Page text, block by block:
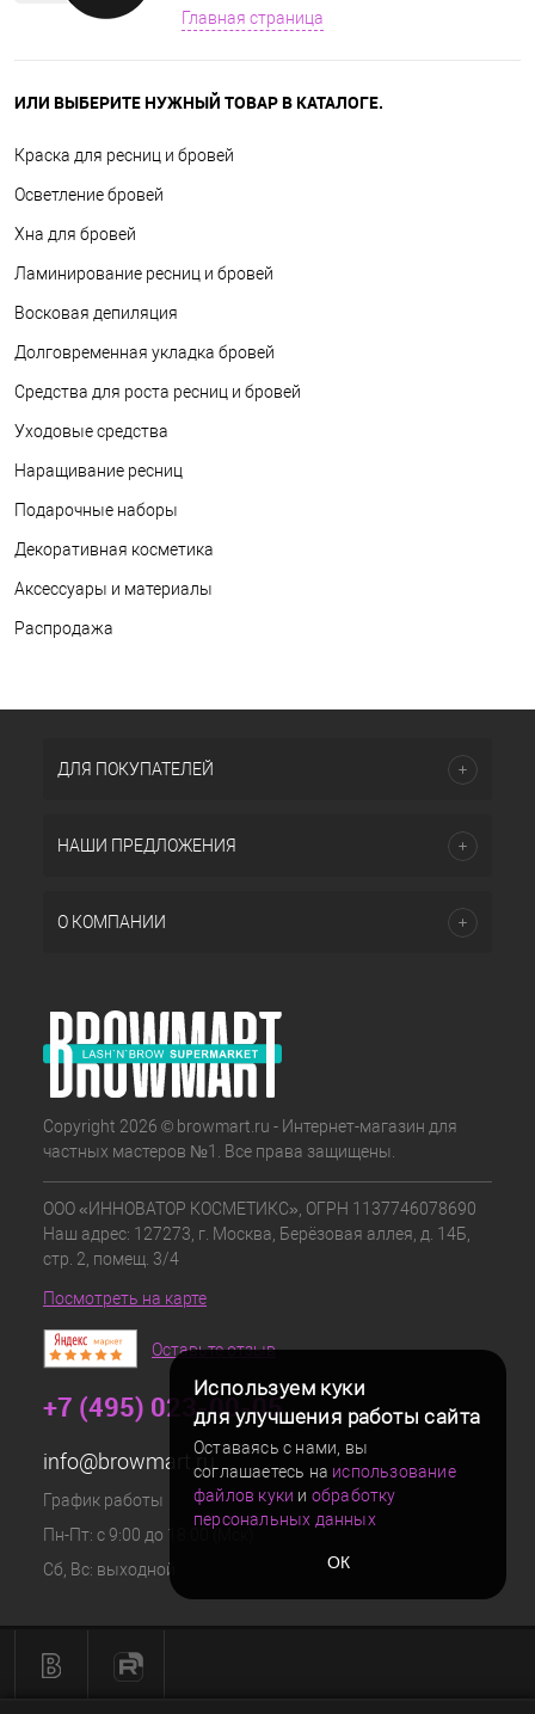
Главная страница
ИЛИ ВЫБЕРИТЕ НУЖНЫЙ ТОВАР В КАТАЛОГЕ.
Краска для ресниц и бровей
Осветление бровей
Хна для бровей
Ламинирование ресниц и бровей
Восковая депиляция
Долговременная укладка бровей
Средства для роста ресниц и бровей
Уходовые средства
Наращивание ресниц
Подарочные наборы
Декоративная косметика
Аксессуары и материалы
Распродажа
Используем куки
для улучшения работы сайта
Оставаясь с нами, вы
соглашаетесь на использование
файлов куки и обработку
персональных данных
ОК
ДЛЯ ПОКУПАТЕЛЕЙ
НАШИ ПРЕДЛОЖЕНИЯ
О КОМПАНИИ
Copyright 2026 © browmart.ru - Интернет-магазин для
частных мастеров №1. Все права защищены.
ООО «ИННОВАТОР КОСМЕТИКС», ОГРН 1137746078690
Наш адрес: 127273, г. Москва, Берёзовая аллея, д. 14Б,
стр. 2, помещ. 3/4
Посмотреть на карте
Оставьте отзыв
+7 (495) 023-00-05
info@browmart.ru
График работы
Пн-Пт: с 9:00 до 18:00 (Мск)
Сб, Вс: выходной